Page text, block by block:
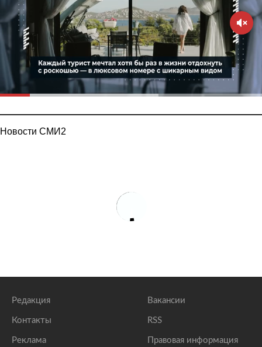
Новости СМИ2
Редакция
Контакты
Реклама
Вакансии
RSS
Правовая информация